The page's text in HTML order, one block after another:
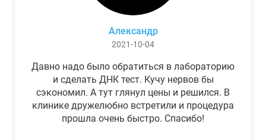
Александр
2021-10-04
Давно надо было обратиться в лабораторию
и сделать ДНК тест. Кучу нервов бы
сэкономил. А тут глянул цены и решился. В
клинике дружелюбно встретили и процедура
прошла очень быстро. Спасибо!